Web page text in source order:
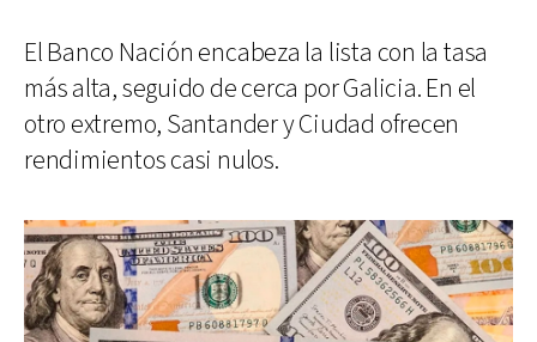
El Banco Nación encabeza la lista con la tasa
más alta, seguido de cerca por Galicia. En el
otro extremo, Santander y Ciudad ofrecen
rendimientos casi nulos.